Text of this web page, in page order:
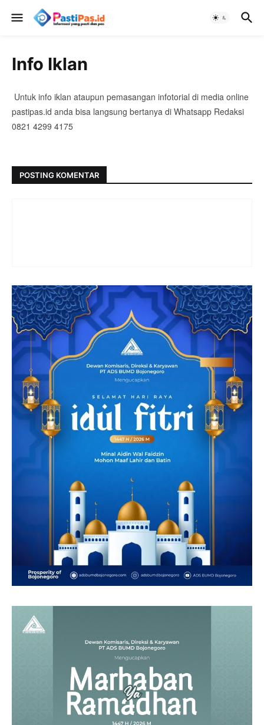
Info Iklan
Untuk info iklan ataupun pemasangan infotorial di media online
pastipas.id anda bisa langsung bertanya di Whatsapp Redaksi
0821 4299 4175
POSTING KOMENTAR